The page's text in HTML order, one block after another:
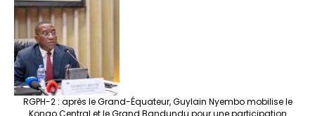
RGPH-2 : après le Grand-Équateur, Guylain Nyembo mobilise le